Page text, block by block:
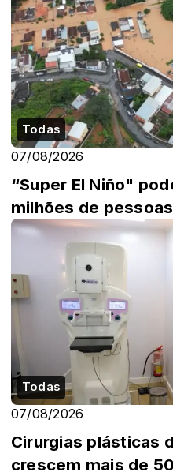
Todas
07/08/2026
“Super El Niño"
milhões de
Todas
07/08/2026
Cirurgias plásticas
crescem mais de